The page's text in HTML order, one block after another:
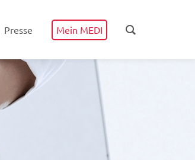
Presse Mein MEDI